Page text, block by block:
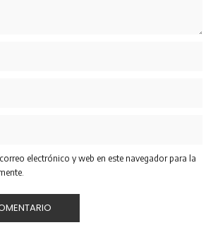
electrónico y web en este navegador para la